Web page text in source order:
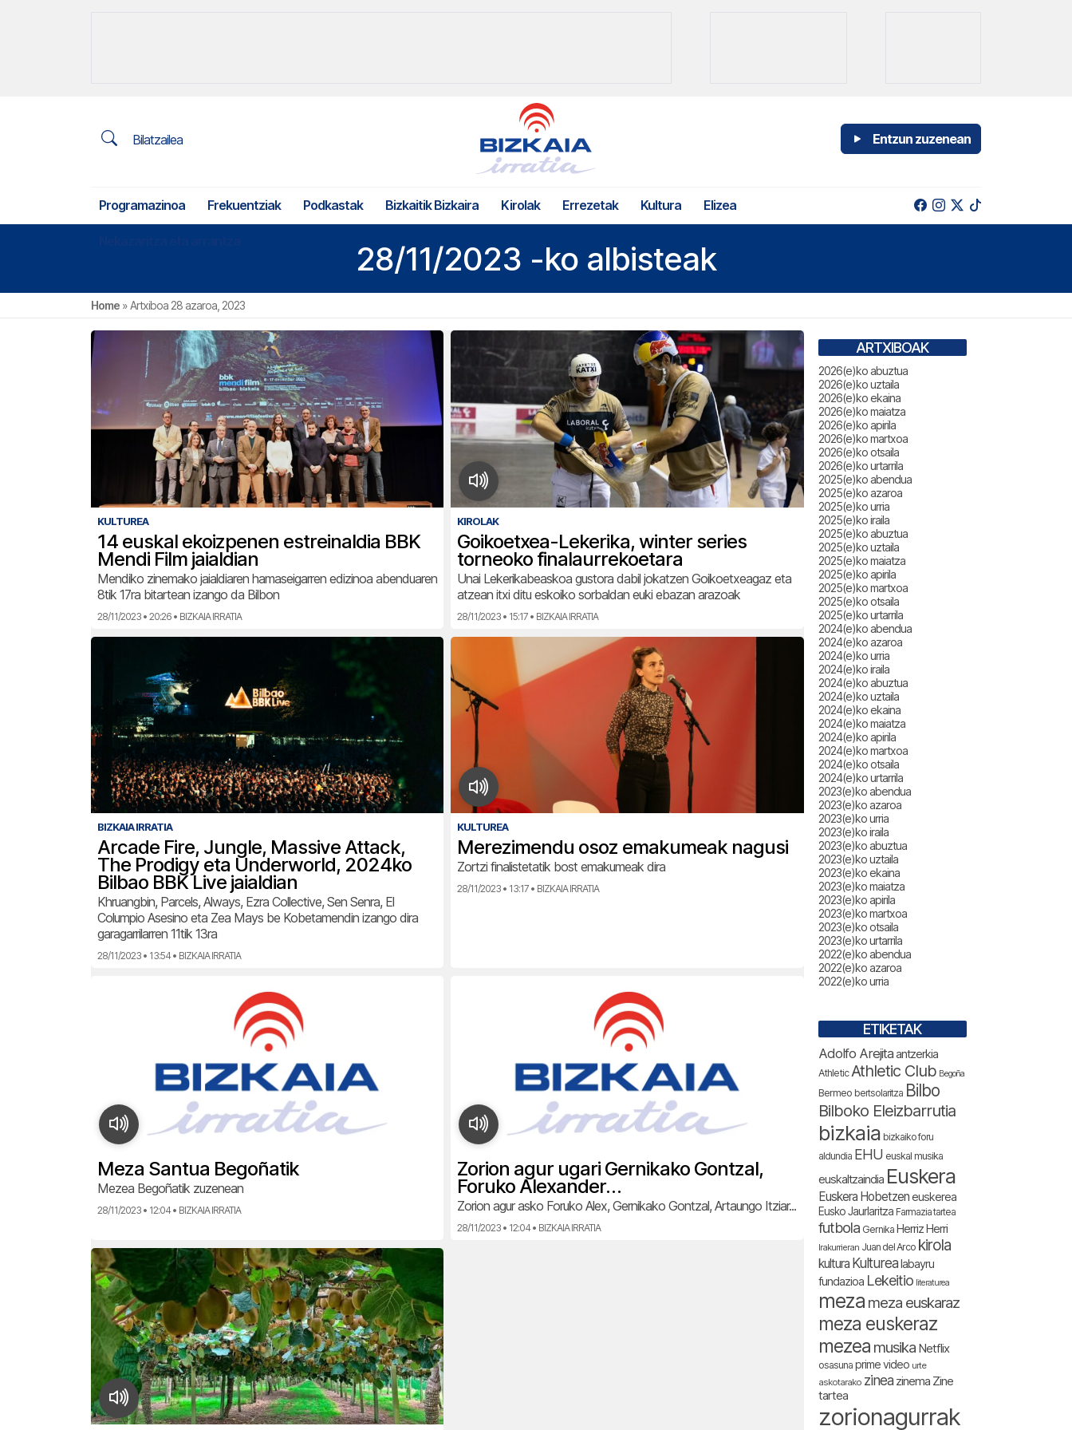
Bilatzailea Entzun zuzenean
Programazinoa Frekuentziak Podkastak Bizkaitik Bizkaira Kirolak Errezetak Kultura Elizea
28/11/2023 -ko albisteak
Home »Artxiboa 28 azaroa, 2023
KULTUREA
14 euskal ekoizpenen estreinaldia BBK
Mendi Film jaialdian
Mendiko zinemako jaialdiaren hamaseigarren edizinoa abenduaren
8tik 17ra bitartean izango da Bilbon
28/11/2023 • 20:26 • BIZKAIA IRRATIA
KIROLAK
Goikoetxea-Lekerika, winter series
torneoko finalaurrekoetara
Unai Lekerikabeaskoa gustora dabil jokatzen Goikoetxeagaz eta
atzean itxi ditu eskoiko sorbaldan euki ebazan arazoak
28/11/2023 • 15:17 • BIZKAIA IRRATIA
BIZKAIA IRRATIA
Arcade Fire, Jungle, Massive Attack,
The Prodigy eta Underworld, 2024ko
Bilbao BBK Live jaialdian
Khruangbin, Parcels, Always, Ezra Collective, Sen Senra, El
Columpio Asesino eta Zea Mays be Kobetamendin izango dira
garagarrilarren 11tik 13ra
28/11/2023 • 13:54 • BIZKAIA IRRATIA
KULTUREA
Merezimendu osoz emakumeak nagusi
Zortzi finalistetatik bost emakumeak dira
28/11/2023 • 13:17 • BIZKAIA IRRATIA
Meza Santua Begoñatik
Mezea Begoñatik zuzenean
28/11/2023 • 12:04 • BIZKAIA IRRATIA
Zorion agur ugari Gernikako Gontzal,
Foruko Alexander…
Zorion agur asko Foruko Alex, Gernikako Gontzal, Artaungo Itziar...
28/11/2023 • 12:04 • BIZKAIA IRRATIA
ARTXIBOAK
2026(e)ko abuztua
2026(e)ko uztaila
2026(e)ko ekaina
2026(e)ko maiatza
2026(e)ko apirila
2026(e)ko martxoa
2026(e)ko otsaila
2026(e)ko urtarrila
2025(e)ko abendua
2025(e)ko azaroa
2025(e)ko urria
2025(e)ko iraila
2025(e)ko abuztua
2025(e)ko uztaila
2025(e)ko maiatza
2025(e)ko apirila
2025(e)ko martxoa
2025(e)ko otsaila
2025(e)ko urtarrila
2024(e)ko abendua
2024(e)ko azaroa
2024(e)ko urria
2024(e)ko iraila
2024(e)ko abuztua
2024(e)ko uztaila
2024(e)ko ekaina
2024(e)ko maiatza
2024(e)ko apirila
2024(e)ko martxoa
2024(e)ko otsaila
2024(e)ko urtarrila
2023(e)ko abendua
2023(e)ko azaroa
2023(e)ko urria
2023(e)ko iraila
2023(e)ko abuztua
2023(e)ko uztaila
2023(e)ko ekaina
2023(e)ko maiatza
2023(e)ko apirila
2023(e)ko martxoa
2023(e)ko otsaila
2023(e)ko urtarrila
2022(e)ko abendua
2022(e)ko azaroa
2022(e)ko urria
ETIKETAK
Adolfo Arejitaantzerkia
Athletic Athletic Club Begoña
Bermeo bertsolaritza Bilbo
Bilboko Eleizbarrutia
bizkaia bizkaiko foru
aldundia EHU euskal musika
euskaltzaindia Euskera
Euskera Hobetzeneuskerea
Eusko Jaurlaritza Farmazia tartea
futbola Gernika Herriz Herri
Irakurrieran Juan del Arco kirola
kultura Kulturealabayru
fundazioa Lekeitio literaturea
meza meza euskaraz
meza euskeraz
mezea musika Netflix
osasuna prime video urte
askotarako zinea zinema Zine
tartea
zorionagurrak